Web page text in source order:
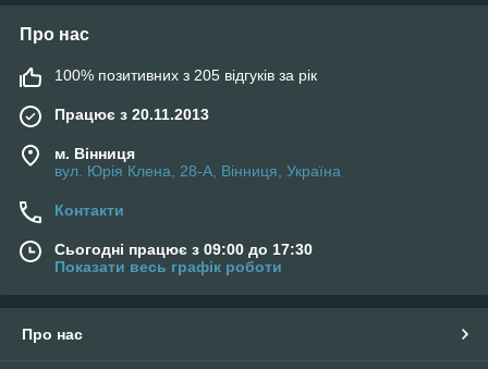
Про нас
100% позитивних з 205 відгуків за рік
Працює з 20.11.2013
м. Вінниця
вул. Юрія Клена, 28-А, Вінниця, Україна
Контакти
Сьогодні працює з 09:00 до 17:30
Показати весь графік роботи
Про нас